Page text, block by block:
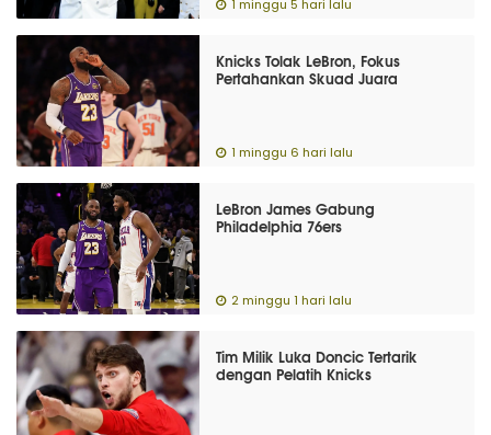
1 minggu 5 hari lalu
Knicks Tolak LeBron, Fokus
Pertahankan Skuad Juara
1 minggu 6 hari lalu
LeBron James Gabung
Philadelphia 76ers
2 minggu 1 hari lalu
Tim Milik Luka Doncic Tertarik
dengan Pelatih Knicks